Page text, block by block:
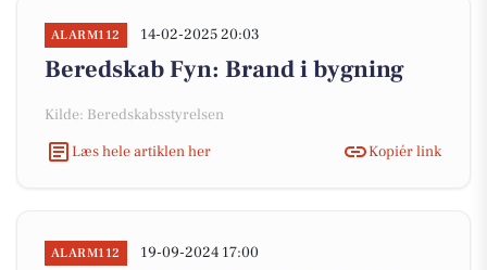
ALARM112 14-02-2025 20:03
Beredskab Fyn: Brand i bygning
Kilde: Beredskabsstyrelsen
Læs hele artiklen her
Kopiér link
ALARM112 19-09-2024 17:00